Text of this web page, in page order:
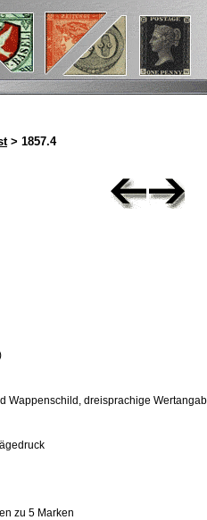
> 1857.4
Wappenschild, dreisprachige
zu 5 Marken